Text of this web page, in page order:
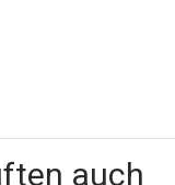
auch